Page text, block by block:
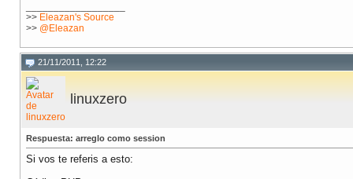
>> Eleazan's Source
>> @Eleazan
21/11/2011, 12:22
linuxzero
Respuesta: arreglo como session
Si vos te referis a esto: